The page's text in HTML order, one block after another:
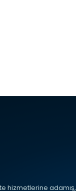
hizmetlerine adamış,